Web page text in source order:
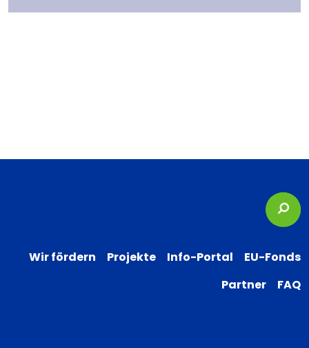
Wir fördern Projekte Info-Portal
EU-Fonds
Partner
FAQ